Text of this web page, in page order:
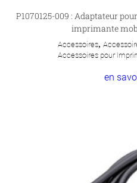
P1070125-009 : Adaptateur
imprimante
Accessoires,
Accessoires pour
en